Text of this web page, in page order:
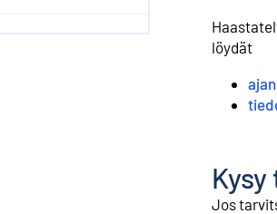
löydät
Jos